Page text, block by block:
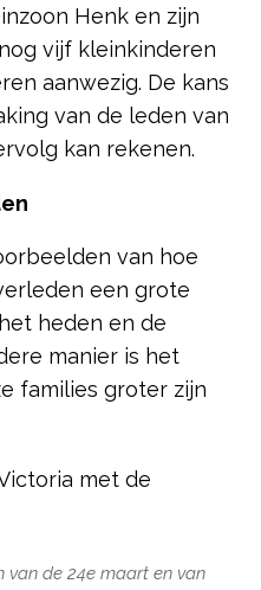
Henk en zijn
vijf kleinkinderen
aanwezig. De kans
van de leden van
kan rekenen.
van hoe
een grote
heden en de
manier is het
families groter zijn
met de
van de 24e maart en van